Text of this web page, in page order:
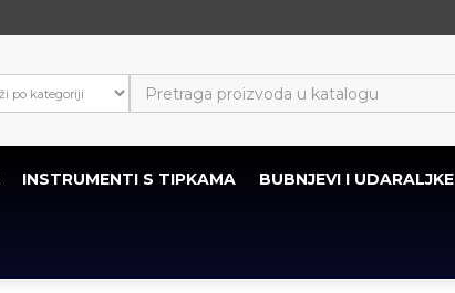
INSTRUMENTI S TIPKAMA BUBNJEVI I UDARALJKE